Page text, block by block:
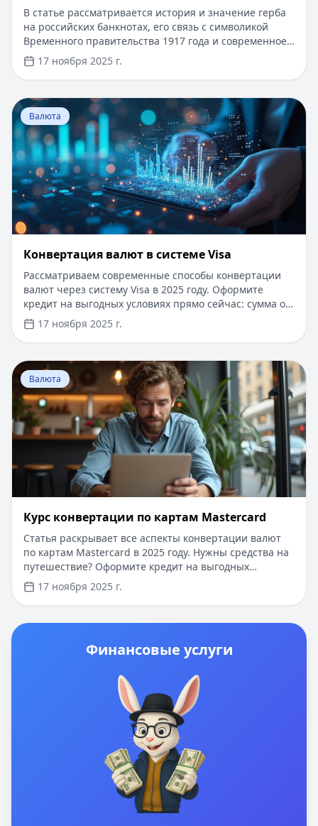
Российской Федерации
В статье рассматривается история и значение герба
на российских банкнотах, его связь с символикой
Временного правительства 1917 года и современное
значение. Сегодня вы можете получить кредит на
сумму до 5 миллионов рублей сроком до 5 лет, с
быстрым онлайн-одобрением в течение 5 минут. Для
новых клиентов доступны специальные условия с
пониженной процентной ставкой, без справок о
доходах и лишних документов. Оформление займа
возможно полностью дистанционно, с зачислением
средств на карту.
17 ноября 2025 г.
Перейти к статье:Конвертация валют в системе Visa
Валюта
Конвертация валют в системе Visa
Рассматриваем современные способы конвертации
валют через систему Visa в 2025 году. Оформите
кредит на выгодных условиях прямо сейчас: сумма от
5000 до 100000 рублей, срок до 365 дней, одобрение
за 5 минут, без справок и поручителей. Для новых
клиентов - специальное предложение: первый заем
под 0% на срок до 30 дней. Моментальное зачисление
средств на карту любого банка.
17 ноября 2025 г.
Перейти к статье:Курс конвертации по картам
Валюта
Курс конвертации по картам Mastercard
Статья раскрывает все аспекты конвертации валют
по картам Mastercard в 2025 году. Нужны средства на
путешествие? Оформите кредит на выгодных
условиях: суммы от 10 000 до 3 000 000 рублей,
одобрение за 5 минут, выдача без справок о доходах.
Первый кредит под 0% для новых клиентов. Решите
финансовые вопросы перед поездкой быстро и
17 ноября 2025 г.
Финансовые услуги